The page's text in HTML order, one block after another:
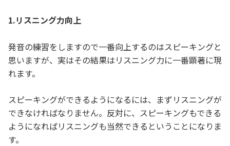
1.リスニング力向上
発音の練習をしますので一番向上するのはスピーキングと
思いますが、実はその結果はリスニング力に一番顕著に現
れます。
スピーキングができるようになるには、まずリスニングが
できなければなりません。反対に、スピーキングもできる
ようになればリスニングも当然できるということになりま
す。